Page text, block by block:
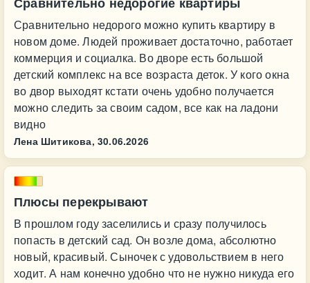
Сравнительно недорого можно купить квартиру в
новом доме. Людей проживает достаточно, работает
коммерция и социалка. Во дворе есть большой
детский комплекс на все возраста деток. У кого окна
во двор выходят кстати очень удобно получается
можно следить за своим садом, все как на ладони
видно
Лена Шитикова, 30.06.2026
Плюсы перекрывают
В прошлом году заселились и сразу получилось
попасть в детский сад. Он возле дома, абсолютно
новый, красивый. Сыночек с удовольствием в него
ходит. А нам конечно удобно что не нужно никуда его